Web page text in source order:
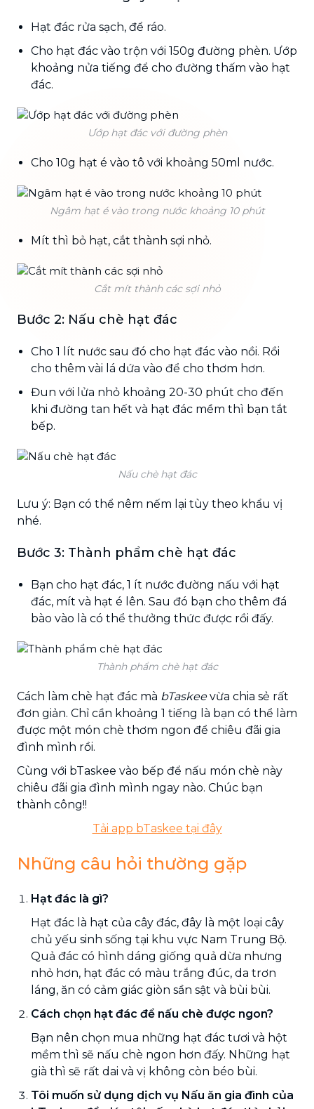
Hạt đác rửa sạch, để ráo.
Cho hạt đác vào trộn với 150g đường phèn. Ướp
khoảng nửa tiếng để cho đường thấm vào hạt
đác.
Ướp hạt đác với đường phèn
Cho 10g hạt é vào tô với khoảng 50ml nước.
Ngâm hạt é vào trong nước khoảng 10 phút
Mít thì bỏ hạt, cắt thành sợi nhỏ.
Cắt mít thành các sợi nhỏ
Bước 2: Nấu chè hạt đác
Cho 1 lít nước sau đó cho hạt đác vào nồi. Rồi
cho thêm vài lá dứa vào để cho thơm hơn.
Đun với lửa nhỏ khoảng 20-30 phút cho đến
khi đường tan hết và hạt đác mềm thì bạn tắt
bếp.
Nấu chè hạt đác
Lưu ý: Bạn có thể nêm nếm lại tùy theo khẩu vị
nhé.
Bước 3: Thành phẩm chè hạt đác
Bạn cho hạt đác, 1 ít nước đường nấu với hạt
đác, mít và hạt é lên. Sau đó bạn cho thêm đá
bào vào là có thể thưởng thức được rồi đấy.
Thành phẩm chè hạt đác
Cách làm chè hạt đác mà bTaskeevừa chia sẻ rất
đơn giản. Chỉ cần khoảng 1 tiếng là bạn có thể làm
được một món chè thơm ngon để chiêu đãi gia
đình mình rồi.
Cùng với bTaskee vào bếp để nấu món chè này
chiêu đãi gia đình mình ngay nào. Chúc bạn
thành công!!
Tải app bTaskee tại đây
Những câu hỏi thường gặp
Hạt đác là gì?
Hạt đác là hạt của cây đác, đây là một loại cây
chủ yếu sinh sống tại khu vực Nam Trung Bộ.
Quả đác có hình dáng giống quả dừa nhưng
nhỏ hơn, hạt đác có màu trắng đúc, da trơn
láng, ăn có cảm giác giòn sần sật và bùi bùi.
Cách chọn hạt đác để nấu chè được ngon?
Bạn nên chọn mua những hạt đác tươi và hột
mềm thì sẽ nấu chè ngon hơn đấy. Những hạt
già thì sẽ rất dai và vị không còn béo bùi.
Tôi muốn sử dụng dịch vụ Nấu ăn gia đình của